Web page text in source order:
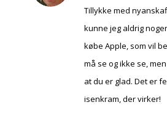
Tillykke med
kunne jeg aldrig
købe Apple, som vil
må se og ikke se,
at du er glad. Det er
isenkram, der virker!